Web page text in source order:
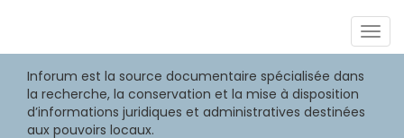
Inforum est la source documentaire spécialisée dans
la recherche, la conservation et la mise à disposition
d’informations juridiques et administratives destinées
aux pouvoirs locaux.